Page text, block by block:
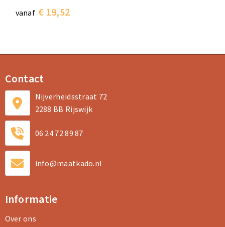
vanaf € 19,52
Contact
Nijverheidsstraat 72
2288 BB Rijswijk
06 24 72 89 87
info@maatkado.nl
Informatie
Over ons